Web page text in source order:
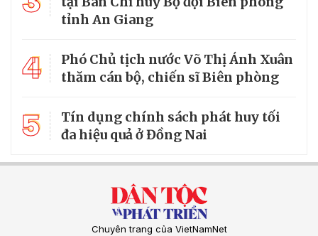
tỉnh An Giang
4
Phó Chủ tịch nước Võ Thị Ánh Xuân
thăm cán bộ, chiến sĩ Biên phòng
5
Tín dụng chính sách phát huy tối
đa hiệu quả ở Đồng Nai
Chuyên trang của VietNamNet